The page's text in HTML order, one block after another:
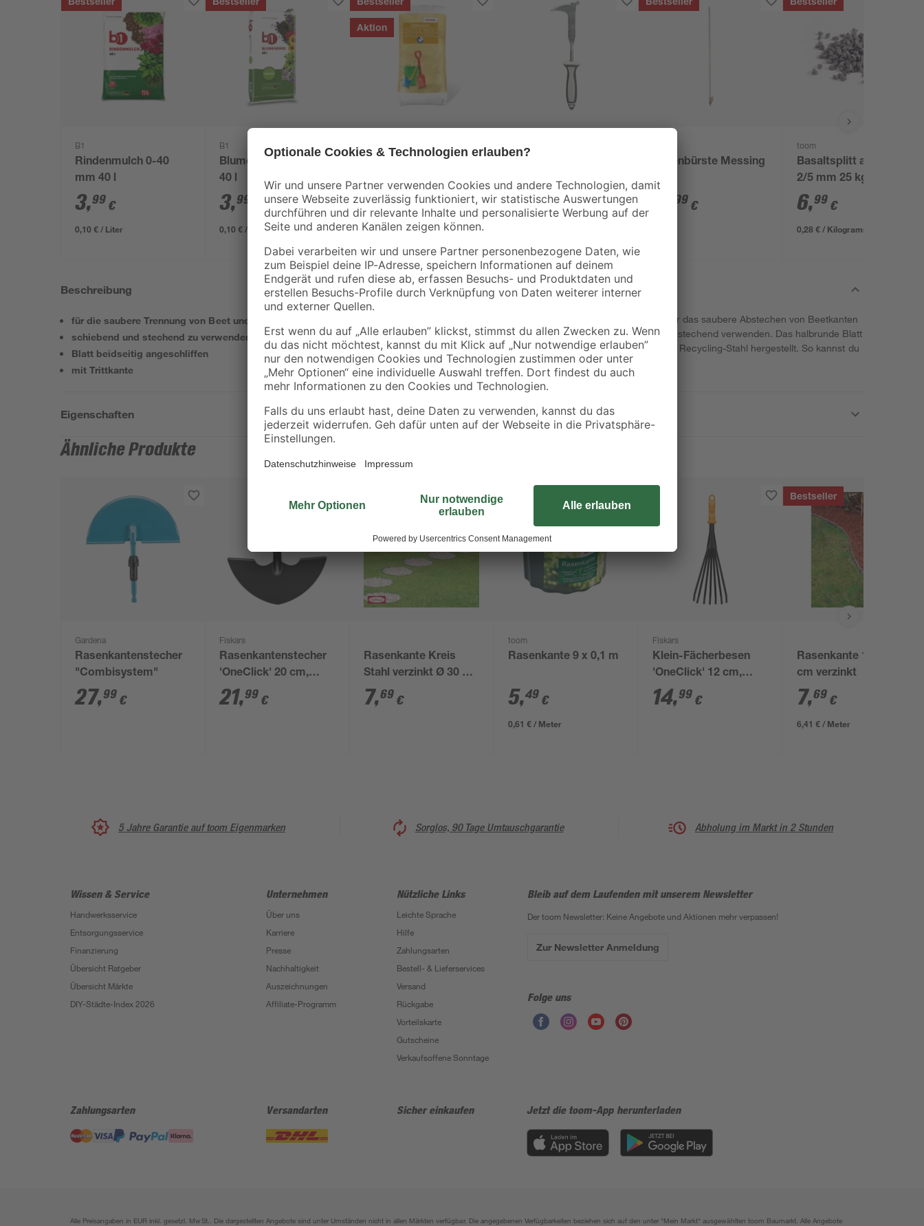
Bestseller
B1
Rindenmulch 0-40
mm 40 l
3,99 €
0,10 € / Liter
Bestseller
B1
Blumenerde torffrei
40 l
3,99
0,10 € / Liter
Bestseller
Aktion
toom
Spielsand beige 0-2
2,99€ 3,29 €
0,12 € / Kilogramm
toom
Edelstahl
9,99€
Bestseller
Fugenbürste Messing
99 €
Bestseller
toom
Basaltsplitt anthrazit
2/5 mm 25 kg
6,99 €
0,28 € / Kilogramm
Beschreibung
für die saubere Trennung von Beet und Rasen
schiebend und stechend zu verwenden
Blatt beidseitig angeschliffen
mit Trittkante
Du kannst den Rasenkantenstecher von toom für das saubere Abstechen von Beetkanten
nutzen. Er lässt sich sowohl schiebend als auch stechend verwenden. Das halbrunde Blatt
verfügt über eine Trittkante und wurde aus 50 % Recycling-Stahl hergestellt. So kannst du
kraftvoll und effektiv arbeiten.
Eigenschaften
Ähnliche Produkte
Gardena
Rasenkantenstecher
"Combisystem"
27,99 €
Fiskars
Rasenkantenstecher
'OneClick' 20 cm,
ohne Stiel
21,99 €
Rasenkante Kreis
Stahl verzinkt Ø 30 x
12 cm
7,69 €
toom
Rasenkante 9 x 0,1 m
5,49 €
0,61 € / Meter
Fiskars
Klein-Fächerbesen
'OneClick' 12 cm,
ohne Handgriff
14,99 €
Bestseller
Rasenkante 120 x 12
cm verzinkt
7,69 €
6,41 € / Meter
5 Jahre Garantie auf toom Eigenmarken Sorglos, 90 Tage Umtauschgarantie Abholung im Markt in 2 Stunden
Wissen & Service
Handwerksservice
Entsorgungsservice
Finanzierung
Übersicht Ratgeber
Übersicht Märkte
DIY-Städte-Index 2026
Unternehmen
Über uns
Karriere
Presse
Nachhaltigkeit
Auszeichnungen
Affiliate-Programm
Nützliche Links
Leichte Sprache
Hilfe
Zahlungsarten
Bestell- & Lieferservices
Versand
Rückgabe
Vorteilskarte
Gutscheine
Verkaufsoffene Sonntage
Bleib auf dem Laufenden mit unserem Newsletter
Der toom Newsletter: Keine Angebote und Aktionen mehr verpassen!
Zur Newsletter Anmeldung
Folge uns
Zahlungsarten Versandarten Sicher einkaufen Jetzt die toom-App herunterladen
Alle Preisangaben in EUR inkl. gesetzl. MwSt.. Die dargestellten Angebote sind unter Umständen nicht in allen Märkten verfügbar. Die angegebenen Verfügbarkeiten beziehen sich auf den unter "Mein Markt" ausgewählten toom Baumarkt. Alle Angebote